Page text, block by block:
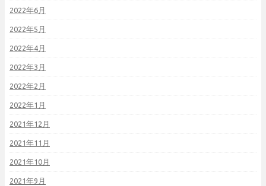
2022年6月
2022年5月
2022年4月
2022年3月
2022年2月
2022年1月
2021年12月
2021年11月
2021年10月
2021年9月